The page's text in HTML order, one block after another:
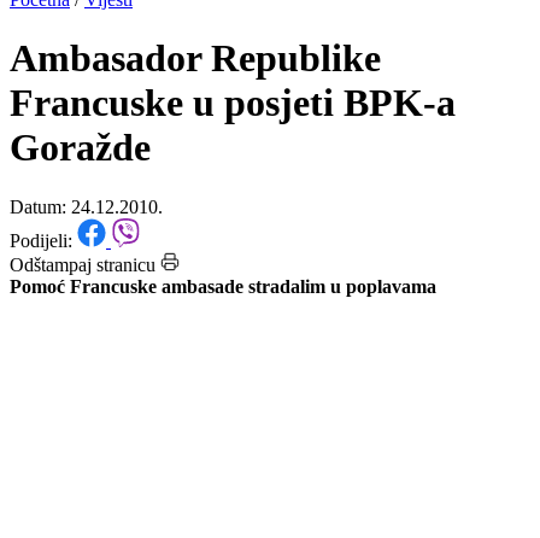
Početna /Vijesti
Ambasador Republike
Francuske u posjeti BPK-a
Goražde
Datum: 24.12.2010.